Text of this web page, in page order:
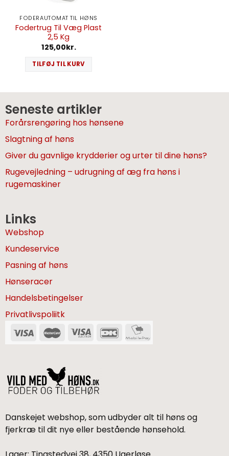
FODERAUTOMAT TIL HØNS
Fodertrug Til Væg Plast
2,5 Kg
125,00kr.
TILFØJ TIL KURV
Danskejet webshop, som udbyder alt til høns og
fjerkræ til dit nye eller bestående hønsehold.
Seneste artikler
Forårsrengøring hos hønsene
Slagtning af høns
Giver du gavnlige krydderier og urter til dine høns?
Rugevejledning – udrugning af æg fra høns i
rugemaskiner
Links
Webshop
Kundeservice
Pasning af høns
Hønseracer
Handelsbetingelser
Privatlivspoliitk